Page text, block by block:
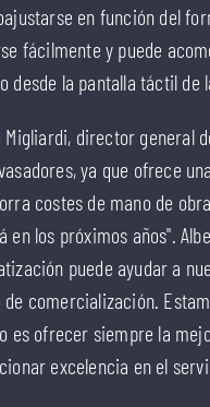
en función del
fácilmente y puede
desde la pantalla táctil de
Migliardi, director general
ya que ofrece
costes de mano de
en los próximos años".
puede ayudar a
comercialización.
es ofrecer siempre la
excelencia en el